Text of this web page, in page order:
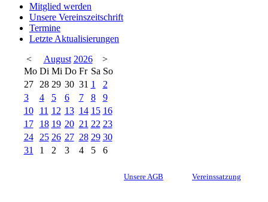
Mitglied werden
Unsere Vereinszeitschrift
Termine
Letzte Aktualisierungen
<
August 2026
>
Mo Di Mi Do Fr Sa So
27
28 29 30 31 1
2
3
4 5 6 7 8
9
10
11 12 13 14 15 16
17
18 19 20 21 22 23
24
25 26 27 28 29 30
31
1 2 3 4 5 6
Unsere AGB Vereinssatzung